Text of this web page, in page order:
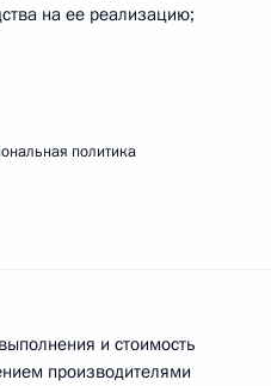
на ее реализацию;
политика
и стоимость
производителями